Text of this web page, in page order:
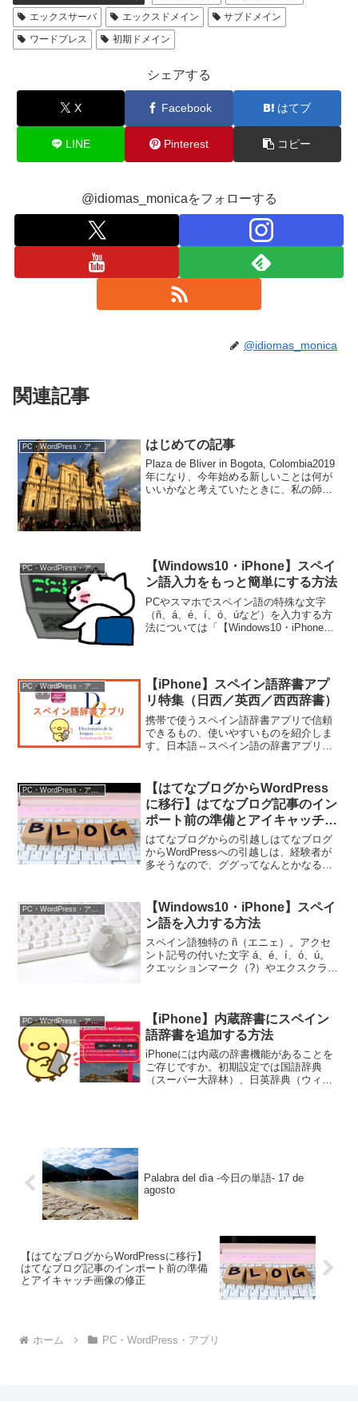
エックスサーバ
エックスドメイン
サブドメイン
ワードプレス
初期ドメイン
シェアする
X Facebook はてブ
LINE Pinterest コピー
@idiomas_monicaをフォローする
@idiomas_monica
関連記事
PC・WordPress・アプリ はじめての記事
Plaza de Bliver in Bogota, Colombia2019
年になり、今年始める新しいことは何が
いいかなと考えていたときに、私の師匠
PC・WordPress・アプリ
【Windows10・iPhone】スペイ
ン語入力をもっと簡単にする方法
PCやスマホでスペイン語の特殊な文字
（ñ、á、é、í、ó、úなど）を入力する方
法については「【Windows10・iPhone】
か？...
PC・WordPress・アプリ
【iPhone】スペイン語辞書アプ
リ特集（日西／英西／西西辞書）
携帯で使うスペイン語辞書アプリで信頼
できるもの、使いやすいものを紹介しま
す。日本語⇔スペイン語の辞書アプリは
し、コミュニティベースのものも、まだ
語彙量が十分でないと感...
【はてなブログからWordPress
に移行】はてなブログ記事のイン
ポート前の準備とアイキャッチ画
像の修正
はてなブログからの引越しはてなブログ
からWordPressへの引越しは、経験者が
多そうなので、ググってなんとかなると
分が多かったです。そこで参考にさせて
いただいたサイト...
PC・WordPress・アプリ
【Windows10・iPhone】スペイ
ン語を入力する方法
スペイン語独特の ñ（エニェ）。アクセ
ント記号の付いた文字 á、é、í、ó、ú。
クエッションマーク（?）やエクスクラメ
入力するの...
PC・WordPress・アプリ
【iPhone】内蔵辞書にスペイン
語辞書を追加する方法
iPhoneには内蔵の辞書機能があることを
ご存じですか。初期設定では国語辞典
（スーパー大辞林）、日英辞典（ウィズ
Palabra del dìa -今日の単語- 17 de
agosto
【はてなブログからWordPressに移行】
はてなブログ記事のインポート前の準備
とアイキャッチ画像の修正
ホーム PC・WordPress・アプリ